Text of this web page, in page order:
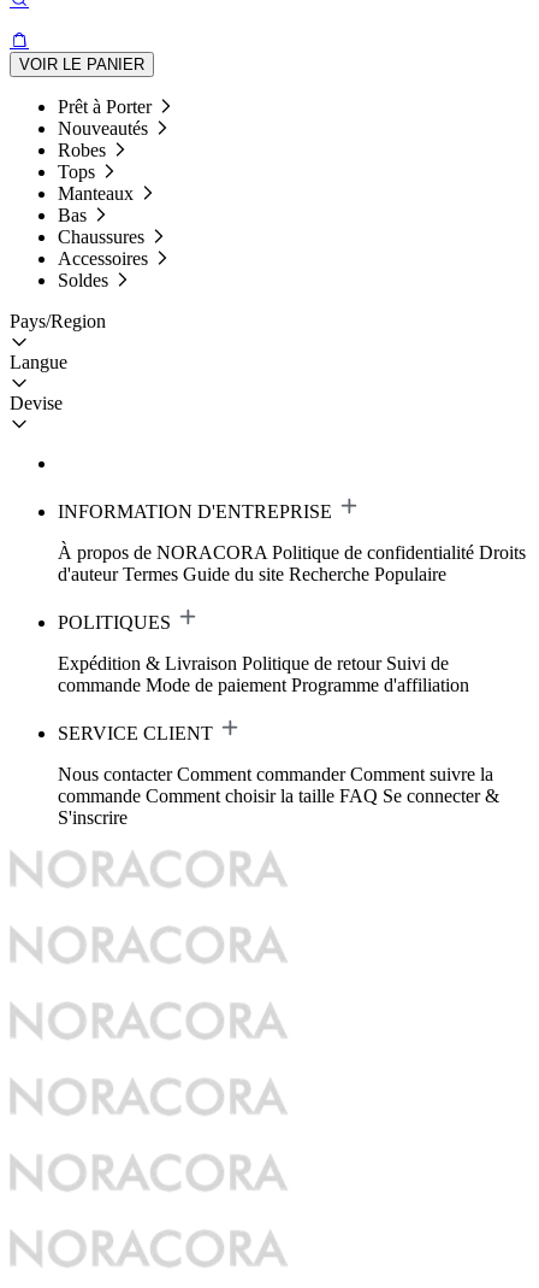
VOIR LE PANIER
Prêt à Porter
Nouveautés
Robes
Tops
Manteaux
Bas
Chaussures
Accessoires
Soldes
Pays/Region
Langue
Devise
INFORMATION D'ENTREPRISE
À propos de NORACORA Politique de confidentialité Droits
d'auteur Termes Guide du site Recherche Populaire
POLITIQUES
Expédition & Livraison Politique de retour Suivi de
commande Mode de paiement Programme d'affiliation
SERVICE CLIENT
Nous contacter Comment commander Comment suivre la
commande Comment choisir la taille FAQ Se connecter &
S'inscrire